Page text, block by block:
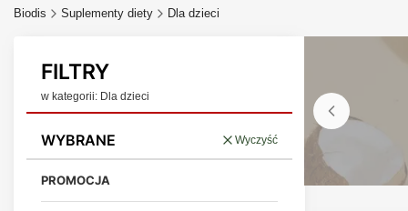
Biodis Suplementy diety Dla dzieci
FILTRY
w kategorii: Dla dzieci
WYBRANE Wyczyść
PROMOCJA